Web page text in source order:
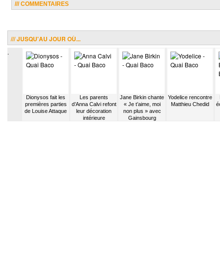
/// COMMENTAIRES
/// JUSQU'AU JOUR OÙ...
.
Dionysos fait les
premières parties
de Louise Attaque
Les parents
d’Anna Calvi refont
leur décoration
intérieure
Jane Birkin chante
« Je t’aime, moi
non plus » avec
Gainsbourg
Yodelice rencontre
Matthieu Chedid